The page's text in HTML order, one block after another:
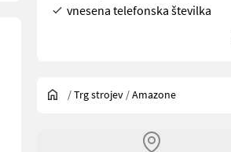
vnesena telefonska številka
/Trg strojev /Amazone